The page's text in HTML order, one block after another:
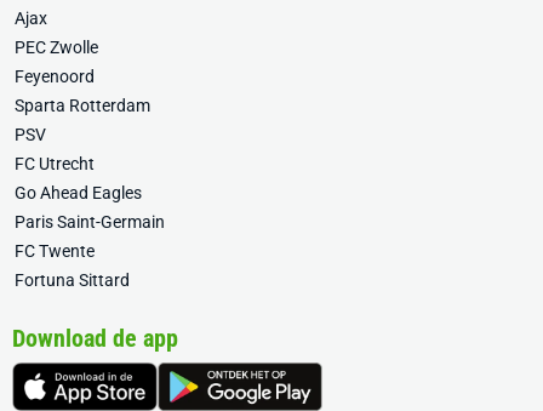
Ajax
PEC Zwolle
Feyenoord
Sparta Rotterdam
PSV
FC Utrecht
Go Ahead Eagles
Paris Saint-Germain
FC Twente
Fortuna Sittard
Download de app